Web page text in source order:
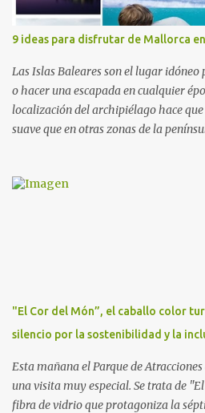
del Servicio de Oncología Pediátrica
de Investigación Traslacional en
Adolescencia del VHIR y Teresa
hipoterapia en la Fundación Federica
asesoría de ...
9 ideas para disfrutar de Mallorca
Las Islas Baleares son el lugar
o hacer una escapada en cualquier
localización del archipiélago hace
suave que en otras zonas de la
ejemplo, ofrece un amplio abanico de
ejemplares de 700 especies distintas
y los océanos Índico, Atlántico y
acuario se plantea como un viaje a...
"El Cor del Món”, el caballo color
silencio por la sostenibilidad y la
Esta mañana el Parque de
una visita muy especial. Se trata de
fibra de vidrio que protagoniza la